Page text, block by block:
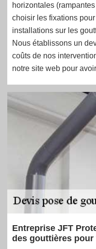
horizontales
choisir les fixations
installations sur les
Nous établissons un
coûts de nos
notre site web pour
Entreprise JFT
des gouttières